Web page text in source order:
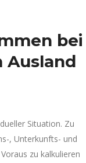
bei
Ausland
Situation. Zu
, Unterkunfts- und
zu kalkulieren